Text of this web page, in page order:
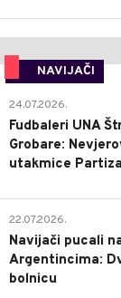
NAVIJAČI
24.07.2026.
Fudbaleri UNA
Grobare:
utakmice
22.07.2026.
Navijači pucali
Argentincima:
bolnicu